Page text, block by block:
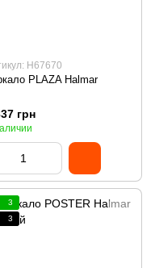
H67670
PLAZA Halmar
грн
3
3